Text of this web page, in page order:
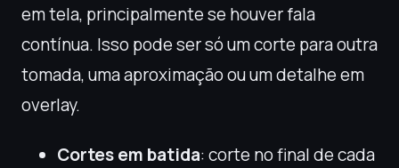
em tela, principalmente se houver fala
contínua. Isso pode ser só um corte para outra
tomada, uma aproximação ou um detalhe em
overlay.
Cortes em batida: corte no final de cada